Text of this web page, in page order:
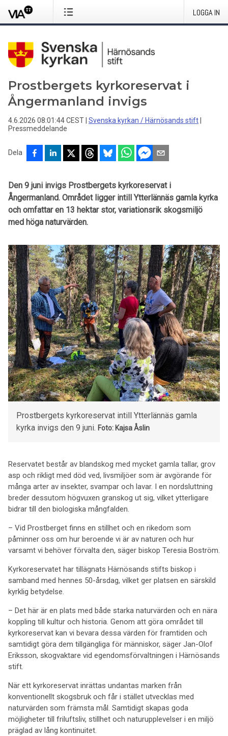
LOGGA IN
Prostbergets kyrkoreservat i
Ångermanland invigs
4.6.2026 08:01:44 CEST Svenska kyrkan / Härnösands stift
Pressmeddelande
Dela
Den 9 juni invigs Prostbergets kyrkoreservat i
Ångermanland. Området ligger intill Ytterlännäs gamla kyrka
och omfattar en 13 hektar stor, variationsrik skogsmiljö
med höga naturvärden.
Prostbergets kyrkoreservat intill Ytterlännäs gamla
kyrka invigs den 9 juni. Foto: Kajsa Åslin
Reservatet består av blandskog med mycket gamla tallar, grov
asp och rikligt med död ved, livsmiljöer som är avgörande för
många arter av insekter, svampar och lavar. I en nordsluttning
breder dessutom högvuxen granskog ut sig, vilket ytterligare
bidrar till den biologiska mångfalden.
– Vid Prostberget finns en stillhet och en rikedom som
påminner oss om hur beroende vi är av naturen och hur
varsamt vi behöver förvalta den, säger biskop Teresia Boström.
Kyrkoreservatet har tillägnats Härnösands stifts biskop i
samband med hennes 50-årsdag, vilket ger platsen en särskild
kyrklig betydelse.
– Det här är en plats med både starka naturvärden och en nära
koppling till kultur och historia. Genom att göra området till
kyrkoreservat kan vi bevara dessa värden för framtiden och
samtidigt göra dem tillgängliga för människor, säger Jan-Olof
Eriksson, skogvaktare vid egendomsförvaltningen i Härnösands
stift.
När ett kyrkoreservat inrättas undantas marken från
konventionellt skogsbruk och får i stället utvecklas med
naturvärden som främsta mål. Samtidigt skapas goda
möjligheter till friluftsliv, stillhet och naturupplevelser i en miljö
präglad av lång kontinuitet.